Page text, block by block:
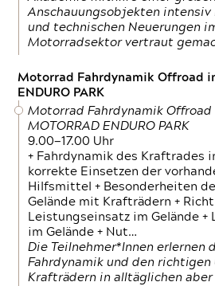
Anschauungsobjekten
und technischen Neuerungen
Motorradsektor vertraut
Motorrad Fahrdynamik Offroad
ENDURO PARK
Motorrad Fahrdynamik Offroad
MOTORRAD ENDURO PARK
9.00—17.00 Uhr
+ Fahrdynamik des Kraftrades
korrekte Einsetzen der
Hilfsmittel + Besonderheiten
Gelände mit Krafträdern +
Leistungseinsatz im Gelände +
im Gelände + Nut…
Die Teilnehmer*Innen erlernen
Fahrdynamik und den
Krafträdern in alltäglichen